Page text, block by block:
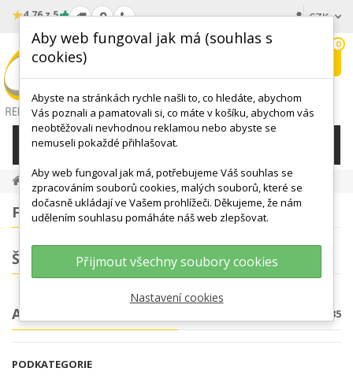
★4.76 z 5 CZK
wishlist
0
KATEGORIE
ANATOMICKÉ MODELY
FILTROVÁNÍ
ŠTÍTKY
ANATOMICKÉ MODELY Počet produktů: 335
PODKATEGORIE
Aby web fungoval jak má (souhlas s
cookies)
Abyste na stránkách rychle našli to, co hledáte, abychom
Vás poznali a pamatovali si, co máte v košíku, abychom vás
neobtěžovali nevhodnou reklamou nebo abyste se
nemuseli pokaždé přihlašovat.
Aby web fungoval jak má, potřebujeme Váš souhlas se
zpracováním souborů cookies, malých souborů, které se
dočasně ukládají ve Vašem prohlížeči. Děkujeme, že nám
udělením souhlasu pomáháte náš web zlepšovat.
Přijmout všechny soubory cookies
Nastavení cookies